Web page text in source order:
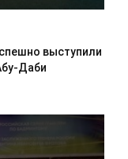
выступили
Даби